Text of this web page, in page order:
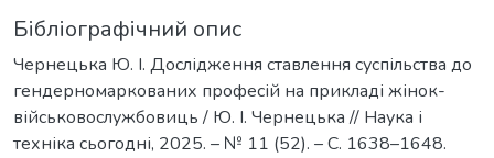
Бібліографічний опис
Чернецька Ю. І. Дослідження ставлення суспільства до
гендерномаркованих професій на прикладі жінок-
військовослужбовиць / Ю. І. Чернецька // Наука і
техніка сьогодні, 2025. – № 11 (52). – С. 1638–1648.